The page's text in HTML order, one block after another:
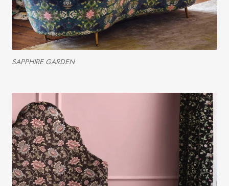
SAPPHIRE GARDEN